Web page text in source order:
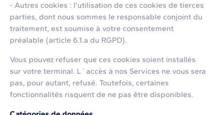
- Autres cookies : l’utilisation de ces cookies de tierces
parties, dont nous sommes le responsable conjoint du
traitement, est soumise à votre consentement
préalable (article 6.1.a du RGPD).
Vous pouvez refuser que ces cookies soient installés
sur votre terminal. L´accès à nos Services ne vous sera
pas, pour autant, refusé. Toutefois, certaines
fonctionnalités risquent de ne pas être disponibles.